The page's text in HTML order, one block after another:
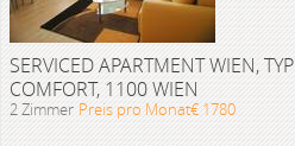
SERVICED APARTMENT WIEN, TYP
COMFORT, 1100 WIEN
2 Zimmer Preis pro Monat€ 1780